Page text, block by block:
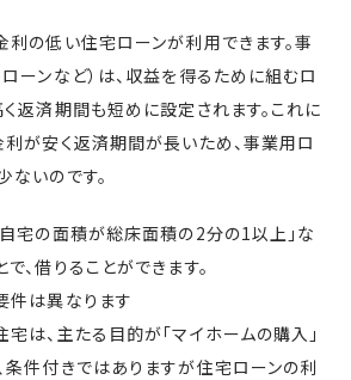
利の低い住宅ローンが利用できます。事
ーンなど）は、収益を得るために組むロ
返済期間も短めに設定されます。これに
利が安く返済期間が長いため、事業用ロ
いのです。
自宅の面積が総床面積の2分の1以上」な
、借りることができます。
件は異なります
は、主たる目的が「マイホームの購入」
条件付きではありますが住宅ローンの利